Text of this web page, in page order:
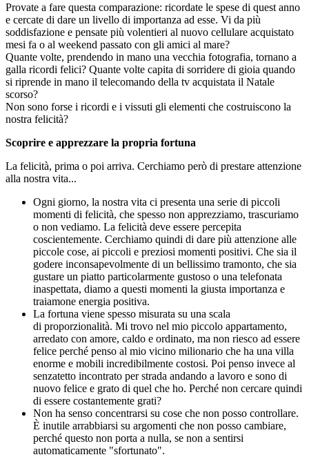
Provate a fare questa comparazione: ricordate le spese di quest anno
e cercate di dare un livello di importanza ad esse. Vi da più
soddisfazione e pensate più volentieri al nuovo cellulare acquistato
mesi fa o al weekend passato con gli amici al mare?
Quante volte, prendendo in mano una vecchia fotografia, tornano a
galla ricordi felici? Quante volte capita di sorridere di gioia quando
si riprende in mano il telecomando della tv acquistata il Natale
scorso?
Non sono forse i ricordi e i vissuti gli elementi che costruiscono la
nostra felicità?
Scoprire e apprezzare la propria fortuna
La felicità, prima o poi arriva. Cerchiamo però di prestare attenzione
alla nostra vita...
Ogni giorno, la nostra vita ci presenta una serie di piccoli
momenti di felicità, che spesso non apprezziamo, trascuriamo
o non vediamo. La felicità deve essere percepita
coscientemente. Cerchiamo quindi di dare più attenzione alle
piccole cose, ai piccoli e preziosi momenti positivi. Che sia il
godere inconsapevolmente di un bellissimo tramonto, che sia
gustare un piatto particolarmente gustoso o una telefonata
inaspettata, diamo a questi momenti la giusta importanza e
traiamone energia positiva.
La fortuna viene spesso misurata su una scala
di proporzionalità. Mi trovo nel mio piccolo appartamento,
arredato con amore, caldo e ordinato, ma non riesco ad essere
felice perché penso al mio vicino milionario che ha una villa
enorme e mobili incredibilmente costosi. Poi penso invece al
senzatetto incontrato per strada andando a lavoro e sono di
nuovo felice e grato di quel che ho. Perché non cercare quindi
di essere costantemente grati?
Non ha senso concentrarsi su cose che non posso controllare.
È inutile arrabbiarsi su argomenti che non posso cambiare,
perché questo non porta a nulla, se non a sentirsi
automaticamente "sfortunato".